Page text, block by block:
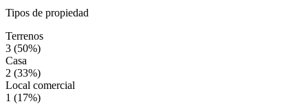
Tipos de propiedad
Terrenos
3 (50%)
Casa
2 (33%)
Local comercial
1 (17%)